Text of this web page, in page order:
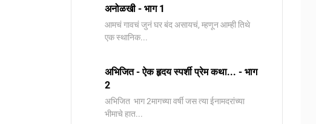
अनोळखी - भाग 1
आमचं गावचं जुनं घर बंद असायचं, म्हणून आम्ही तिथे
एक स्थानिक...
अभिजित - ऐक हृदय स्पर्शी प्रेम कथा... - भाग
2
️अभिजित ️ भाग 2मागच्या वर्षी जस त्या ईनामदरांच्या
भीमाचे हात...